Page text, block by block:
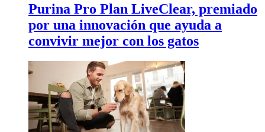
Purina Pro Plan LiveClear, premiado
por una innovación que ayuda a
convivir mejor con los gatos